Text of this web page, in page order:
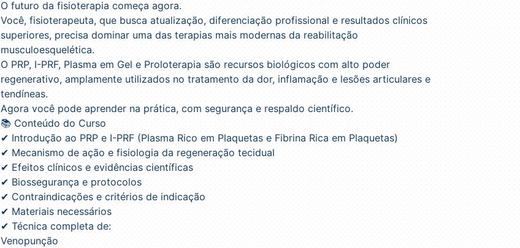
O futuro da fisioterapia começa agora.
Você, fisioterapeuta, que busca atualização, diferenciação profissional e resultados clínicos
superiores, precisa dominar uma das terapias mais modernas da reabilitação
musculoesquelética.
O PRP, I-PRF, Plasma em Gel e Proloterapia são recursos biológicos com alto poder
regenerativo, amplamente utilizados no tratamento da dor, inflamação e lesões articulares e
tendíneas.
Agora você pode aprender na prática, com segurança e respaldo científico.
📚 Conteúdo do Curso
✔ Introdução ao PRP e I-PRF (Plasma Rico em Plaquetas e Fibrina Rica em Plaquetas)
✔ Mecanismo de ação e fisiologia da regeneração tecidual
✔ Efeitos clínicos e evidências científicas
✔ Biossegurança e protocolos
✔ Contraindicações e critérios de indicação
✔ Materiais necessários
✔ Técnica completa de:
Venopunção